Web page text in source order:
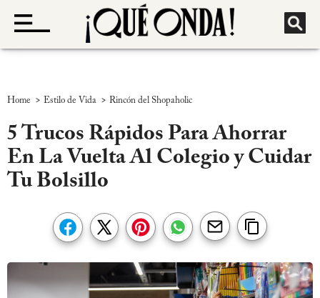
Home > Estilo de Vida > Rincón del Shopaholic
5 Trucos Rápidos Para Ahorrar
En La Vuelta Al Colegio y Cuidar
Tu Bolsillo